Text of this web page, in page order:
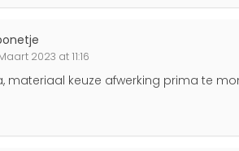
2023 at 11:16
materiaal keuze afwerking prima te